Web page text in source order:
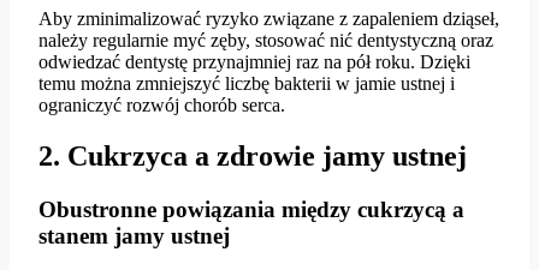
Aby zminimalizować ryzyko związane z zapaleniem dziąseł,
należy regularnie myć zęby, stosować nić dentystyczną oraz
odwiedzać dentystę przynajmniej raz na pół roku. Dzięki
temu można zmniejszyć liczbę bakterii w jamie ustnej i
ograniczyć rozwój chorób serca.
2. Cukrzyca a zdrowie jamy ustnej
Obustronne powiązania między cukrzycą a
stanem jamy ustnej